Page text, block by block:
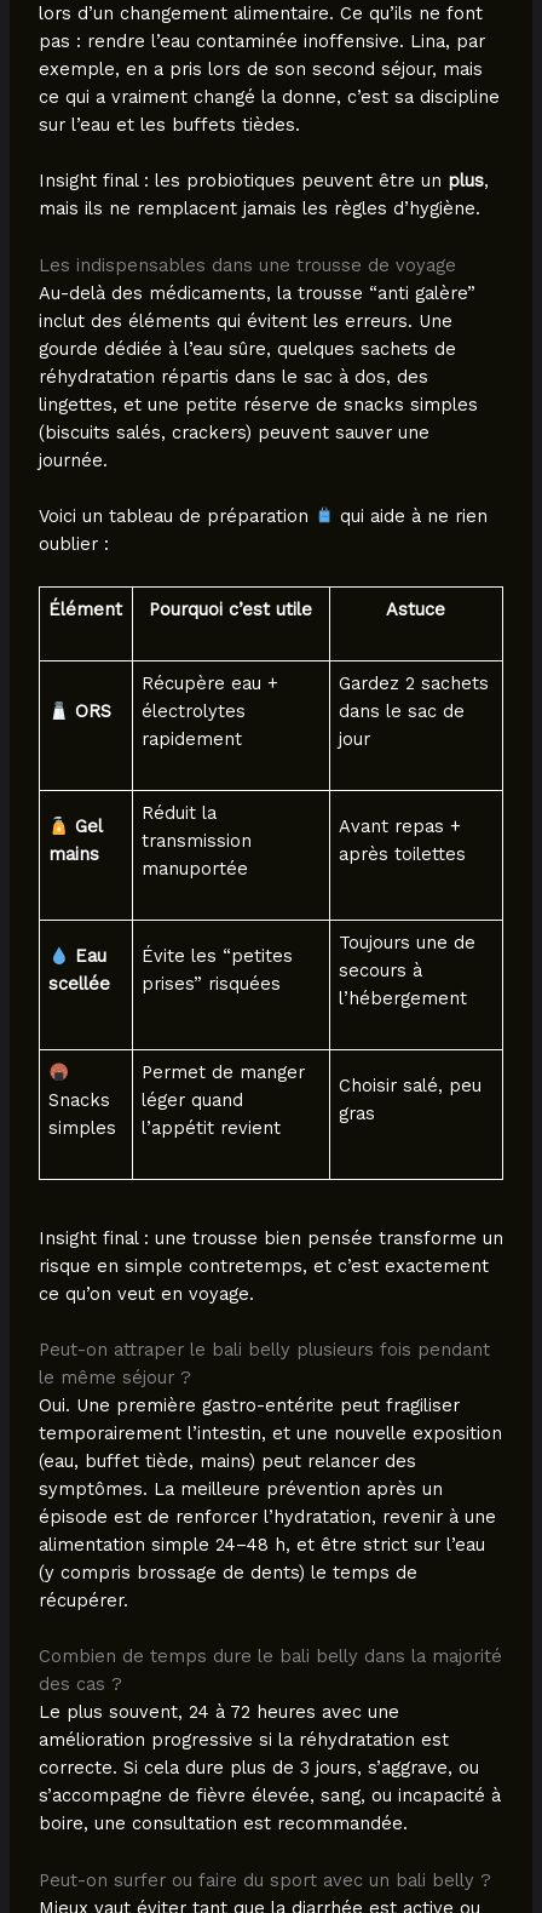
lors d’un changement alimentaire. Ce qu’ils ne font
pas : rendre l’eau contaminée inoffensive. Lina, par
exemple, en a pris lors de son second séjour, mais
ce qui a vraiment changé la donne, c’est sa discipline
sur l’eau et les buffets tièdes.
Insight final : les probiotiques peuvent être un plus,
mais ils ne remplacent jamais les règles d’hygiène.
Les indispensables dans une trousse de voyage
Au-delà des médicaments, la trousse “anti galère”
inclut des éléments qui évitent les erreurs. Une
gourde dédiée à l’eau sûre, quelques sachets de
réhydratation répartis dans le sac à dos, des
lingettes, et une petite réserve de snacks simples
(biscuits salés, crackers) peuvent sauver une
journée.
Voici un tableau de préparation
qui aide à ne rien
oublier :
Élément Pourquoi c’est utile Astuce
ORS
Récupère eau +
électrolytes
rapidement
Gardez 2 sachets
dans le sac de
jour
Gel
mains
Réduit la
transmission
manuportée
Avant repas +
après toilettes
Eau
scellée
Évite les “petites
prises” risquées
Toujours une de
secours à
l’hébergement
Snacks
simples
Permet de manger
léger quand
l’appétit revient
Choisir salé, peu
gras
Insight final : une trousse bien pensée transforme un
risque en simple contretemps, et c’est exactement
ce qu’on veut en voyage.
Peut-on attraper le bali belly plusieurs fois pendant
le même séjour ?
Oui. Une première gastro-entérite peut fragiliser
temporairement l’intestin, et une nouvelle exposition
(eau, buffet tiède, mains) peut relancer des
symptômes. La meilleure prévention après un
épisode est de renforcer l’hydratation, revenir à une
alimentation simple 24–48 h, et être strict sur l’eau
(y compris brossage de dents) le temps de
récupérer.
Combien de temps dure le bali belly dans la majorité
des cas ?
Le plus souvent, 24 à 72 heures avec une
amélioration progressive si la réhydratation est
correcte. Si cela dure plus de 3 jours, s’aggrave, ou
s’accompagne de fièvre élevée, sang, ou incapacité à
boire, une consultation est recommandée.
Peut-on surfer ou faire du sport avec un bali belly ?
Mieux vaut éviter tant que la diarrhée est active ou